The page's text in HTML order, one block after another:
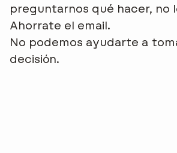
preguntarnos qué hacer, no
Ahorrate el email.
No podemos ayudarte a
decisión.